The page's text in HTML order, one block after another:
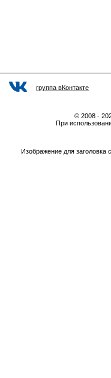
группа вКонтакте
© 2008 -
При
Изображение для